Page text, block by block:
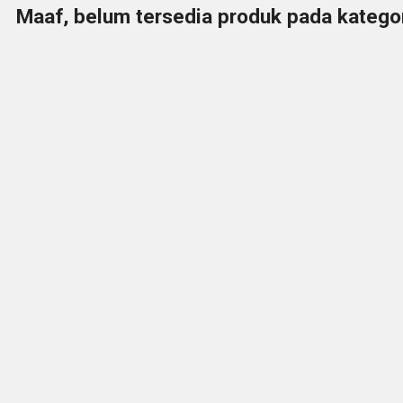
Maaf, belum tersedia produk pada